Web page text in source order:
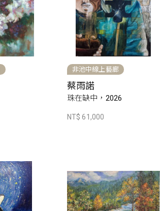
非池中線上藝廊
蔡雨諾
珠在缺中，2026
NT$ 61,000